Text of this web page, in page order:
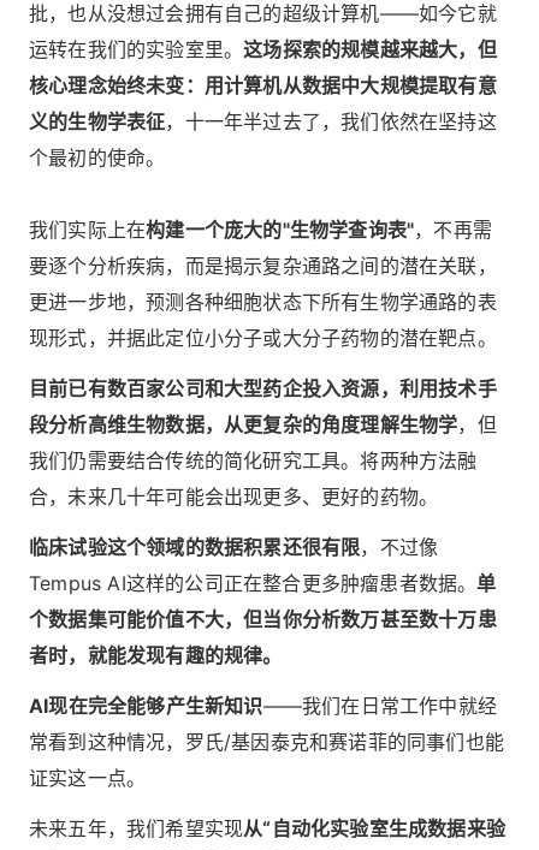
批，也从没想过会拥有自己的超级计算机——如今它就
运转在我们的实验室里。这场探索的规模越来越大，但
核心理念始终未变：用计算机从数据中大规模提取有意
义的生物学表征，十一年半过去了，我们依然在坚持这
个最初的使命。
我们实际上在构建一个庞大的"生物学查询表"，不再需
要逐个分析疾病，而是揭示复杂通路之间的潜在关联，
更进一步地，预测各种细胞状态下所有生物学通路的表
现形式，并据此定位小分子或大分子药物的潜在靶点。
目前已有数百家公司和大型药企投入资源，利用技术手
段分析高维生物数据，从更复杂的角度理解生物学，但
我们仍需要结合传统的简化研究工具。将两种方法融
合，未来几十年可能会出现更多、更好的药物。
临床试验这个领域的数据积累还很有限，不过像
Tempus AI这样的公司正在整合更多肿瘤患者数据。单
个数据集可能价值不大，但当你分析数万甚至数十万患
者时，就能发现有趣的规律。
AI现在完全能够产生新知识——我们在日常工作中就经
常看到这种情况，罗氏/基因泰克和赛诺菲的同事们也能
证实这一点。
未来五年，我们希望实现从“自动化实验室生成数据来验